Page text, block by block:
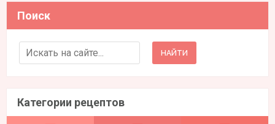
Поиск
Search for:
Категории рецептов